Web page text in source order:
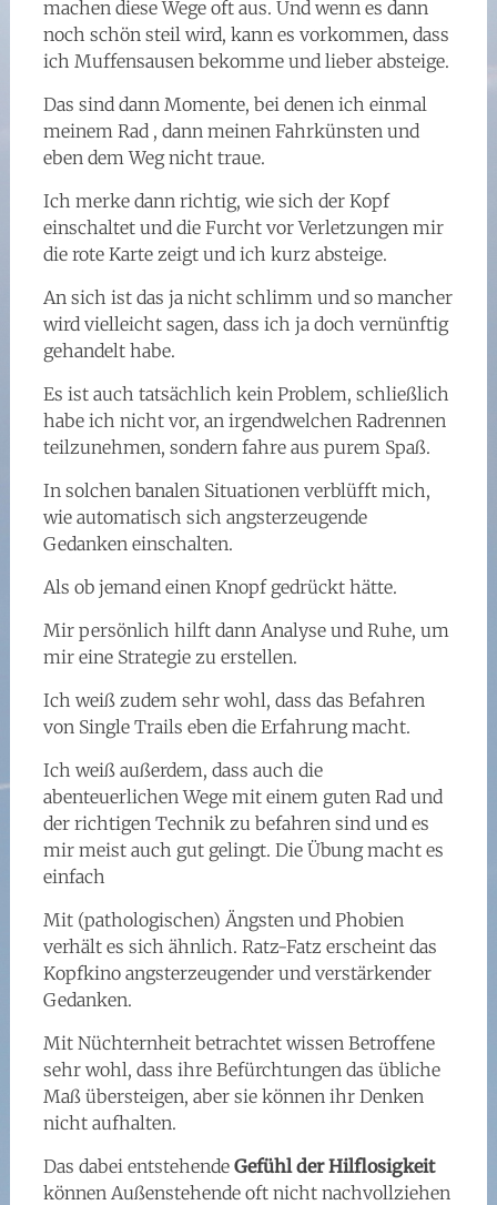
machen diese Wege oft aus. Und wenn es dann
noch schön steil wird, kann es vorkommen, dass
ich Muffensausen bekomme und lieber absteige.
Das sind dann Momente, bei denen ich einmal
meinem Rad , dann meinen Fahrkünsten und
eben dem Weg nicht traue.
Ich merke dann richtig, wie sich der Kopf
einschaltet und die Furcht vor Verletzungen mir
die rote Karte zeigt und ich kurz absteige.
An sich ist das ja nicht schlimm und so mancher
wird vielleicht sagen, dass ich ja doch vernünftig
gehandelt habe.
Es ist auch tatsächlich kein Problem, schließlich
habe ich nicht vor, an irgendwelchen Radrennen
teilzunehmen, sondern fahre aus purem Spaß.
In solchen banalen Situationen verblüfft mich,
wie automatisch sich angsterzeugende
Gedanken einschalten.
Als ob jemand einen Knopf gedrückt hätte.
Mir persönlich hilft dann Analyse und Ruhe, um
mir eine Strategie zu erstellen.
Ich weiß zudem sehr wohl, dass das Befahren
von Single Trails eben die Erfahrung macht.
Ich weiß außerdem, dass auch die
abenteuerlichen Wege mit einem guten Rad und
der richtigen Technik zu befahren sind und es
mir meist auch gut gelingt. Die Übung macht es
einfach
Mit (pathologischen) Ängsten und Phobien
verhält es sich ähnlich. Ratz-Fatz erscheint das
Kopfkino angsterzeugender und verstärkender
Gedanken.
Mit Nüchternheit betrachtet wissen Betroffene
sehr wohl, dass ihre Befürchtungen das übliche
Maß übersteigen, aber sie können ihr Denken
nicht aufhalten.
Das dabei entstehende Gefühl der Hilflosigkeit
können Außenstehende oft nicht nachvollziehen